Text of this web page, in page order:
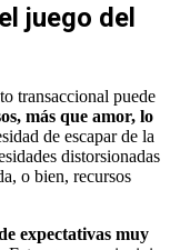
juego del
transaccional puede
más que amor, lo
de escapar de la
distorsionadas
o bien, recursos
expectativas muy